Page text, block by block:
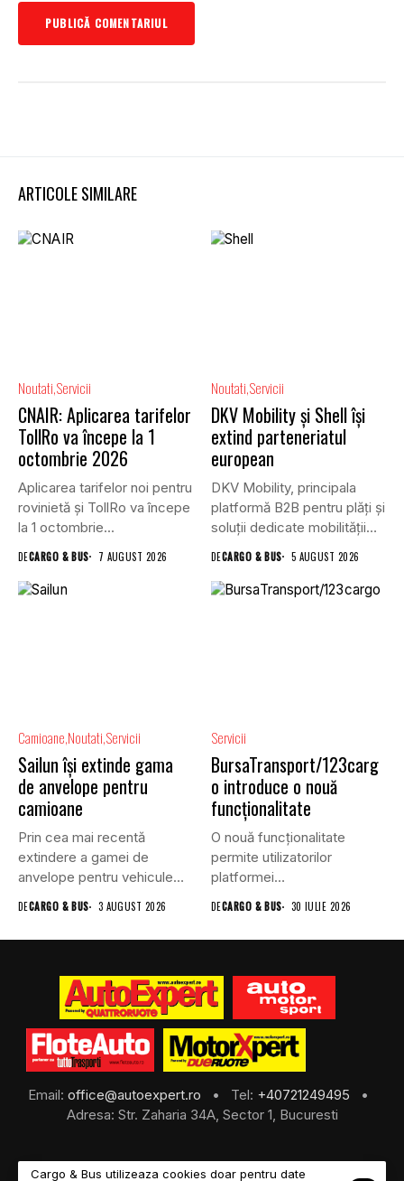
ARTICOLE SIMILARE
Noutati Servicii
CNAIR: Aplicarea tarifelor
TollRo va începe la 1
octombrie 2026
Aplicarea tarifelor noi pentru
rovinietă și TollRo va începe
la 1 octombrie...
DECARGO & BUS 7 AUGUST 2026
Noutati Servicii
DKV Mobility și Shell își
extind parteneriatul
european
DKV Mobility, principala
platformă B2B pentru plăți și
soluții dedicate mobilității
DECARGO & BUS 5 AUGUST 2026
Camioane Noutati Servicii
Sailun își extinde gama
de anvelope pentru
camioane
Prin cea mai recentă
extindere a gamei de
anvelope pentru vehicule
comerciale,...
DECARGO & BUS 3 AUGUST 2026
Servicii
BursaTransport/123carg
o introduce o nouă
funcționalitate
O nouă funcționalitate
permite utilizatorilor
platformei
BursaTransport/123cargo să
își evalueze partenerii
după...
DECARGO & BUS 30 IULIE 2026
Email: office@autoexpert.ro • Tel: +40721249495
•
Adresa: Str. Zaharia 34A, Sector 1, Bucuresti
Cargo & Bus utilizeaza cookies doar pentru date